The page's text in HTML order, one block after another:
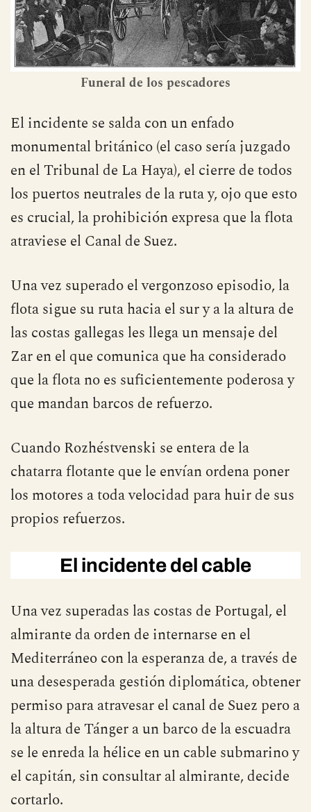
Funeral de los pescadores
El incidente se salda con un enfado
monumental británico (el caso sería juzgado
en el Tribunal de La Haya), el cierre de todos
los puertos neutrales de la ruta y, ojo que esto
es crucial, la prohibición expresa que la flota
atraviese el Canal de Suez.
Una vez superado el vergonzoso episodio, la
flota sigue su ruta hacia el sur y a la altura de
las costas gallegas les llega un mensaje del
Zar en el que comunica que ha considerado
que la flota no es suficientemente poderosa y
que mandan barcos de refuerzo.
Cuando Rozhéstvenski se entera de la
chatarra flotante que le envían ordena poner
los motores a toda velocidad para huir de sus
propios refuerzos.
El incidente del cable
Una vez superadas las costas de Portugal, el
almirante da orden de internarse en el
Mediterráneo con la esperanza de, a través de
una desesperada gestión diplomática, obtener
permiso para atravesar el canal de Suez pero a
la altura de Tánger a un barco de la escuadra
se le enreda la hélice en un cable submarino y
el capitán, sin consultar al almirante, decide
cortarlo.